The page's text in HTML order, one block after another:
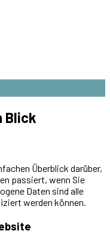
Blick
Überblick darüber,
passiert, wenn Sie
Daten sind alle
werden können.